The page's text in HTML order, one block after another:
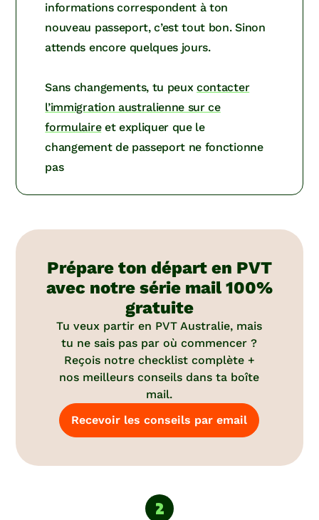
informations correspondent à ton
nouveau passeport, c’est tout bon. Sinon
attends encore quelques jours.
Sans changements, tu peuxcontacter
l’immigration australienne sur ce
formulaireet expliquer que le
changement de passeport ne fonctionne
pas
Prépare ton départ en PVT
avec notre série mail 100%
gratuite
Tu veux partir en PVT Australie, mais
tu ne sais pas par où commencer ?
Reçois notre checklist complète +
nos meilleurs conseils dans ta boîte
mail.
Recevoir les conseils par email